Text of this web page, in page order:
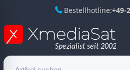
Bestellhotline:+49-